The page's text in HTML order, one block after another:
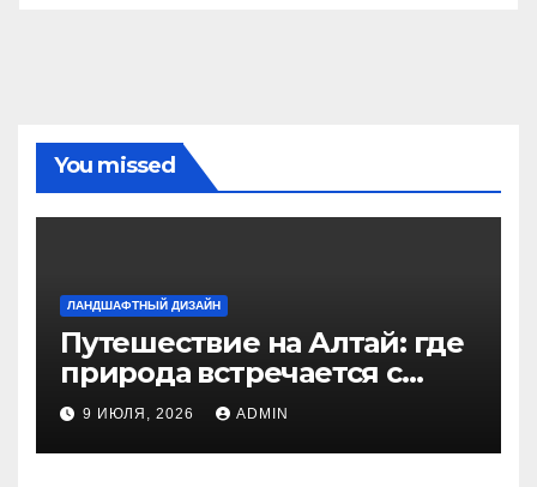
You missed
ЛАНДШАФТНЫЙ ДИЗАЙН
Путешествие на Алтай: где
природа встречается с
духом приключений
9 ИЮЛЯ, 2026 ADMIN